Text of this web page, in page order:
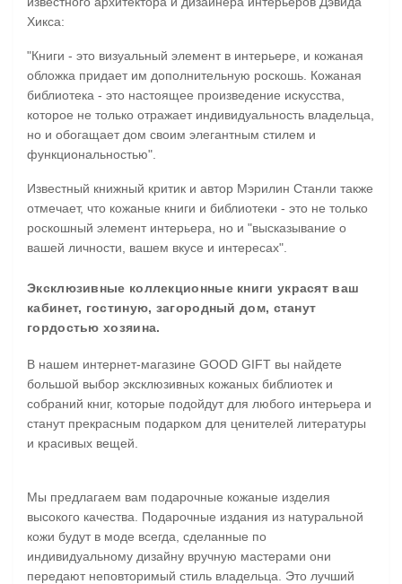
Хикса:
"Книги - это визуальный элемент в интерьере, и кожаная
обложка придает им дополнительную роскошь. Кожаная
библиотека - это настоящее произведение искусства,
которое не только отражает индивидуальность владельца,
но и обогащает дом своим элегантным стилем и
функциональностью".
Известный книжный критик и автор Мэрилин Станли также
отмечает, что кожаные книги и библиотеки - это не только
роскошный элемент интерьера, но и "высказывание о
вашей личности, вашем вкусе и интересах".
Эксклюзивные коллекционные книги украсят ваш
кабинет, гостиную, загородный дом, станут
гордостью хозяина.
В нашем интернет-магазине GOOD GIFT вы найдете
большой выбор эксклюзивных кожаных библиотек и
собраний книг, которые подойдут для любого интерьера и
станут прекрасным подарком для ценителей литературы
и красивых вещей.
Мы предлагаем вам подарочные кожаные изделия
высокого качества. Подарочные издания из натуральной
кожи будут в моде всегда, сделанные по
индивидуальному дизайну вручную мастерами они
передают неповторимый стиль владельца. Это лучший